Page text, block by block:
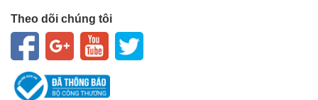
Theo dõi chúng tôi